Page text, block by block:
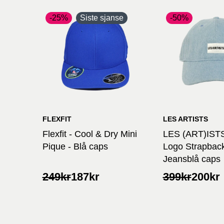
-25% Siste sjanse
FLEXFIT
Flexfit - Cool & Dry Mini
Pique - Blå caps
249kr
Opprinnelig
187kr
Nåværende
-50%
LES ARTISTS
LES
Logo
Jeansblå caps
399kr
Opprinnelig
200kr
Nåværende